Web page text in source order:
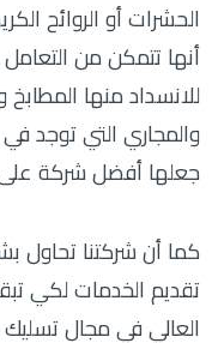
الحشرات أو الروائح
أنها تتمكن من
للانسداد منها المطابخ
والمجاري التي توجد في
جعلها أفضل شركة على
كما أن شركتنا تحاول
تقديم الخدمات لكي
العالي في مجال تسليك